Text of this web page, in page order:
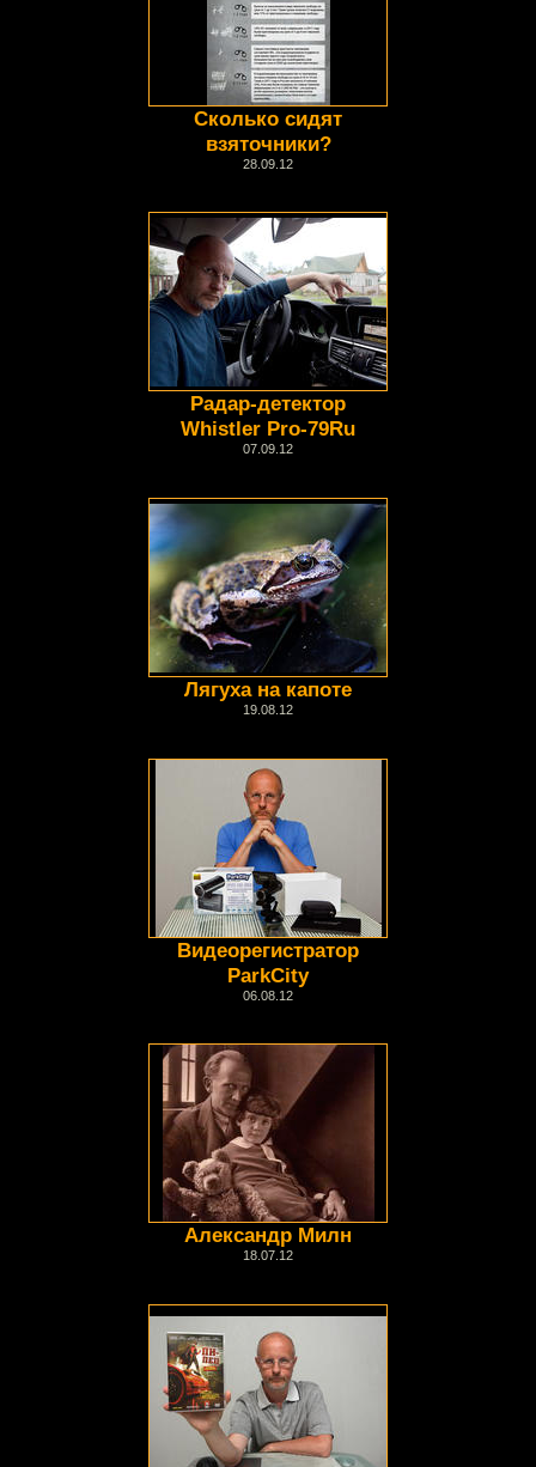
Сколько сидят
взяточники?
28.09.12
Радар-детектор
Whistler Pro-79Ru
07.09.12
Лягуха на капоте
19.08.12
Видеорегистратор
ParkCity
06.08.12
Александр Милн
18.07.12